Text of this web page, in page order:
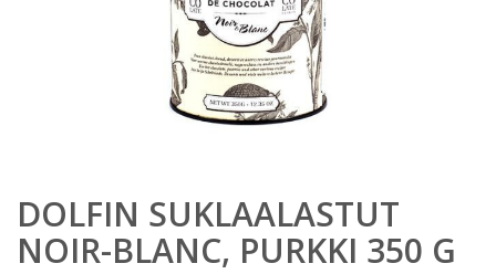
DOLFIN SUKLAALASTUT
NOIR-BLANC, PURKKI 350 G